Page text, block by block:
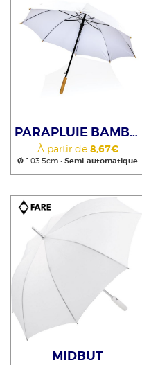
PARAPLUIE BAMBOU AUTO
À partir de 8,67€
Ø 103.5cm • Semi-automatique
MIDBUT